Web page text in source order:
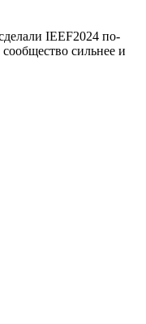
IEEF2024 по-
сильнее и